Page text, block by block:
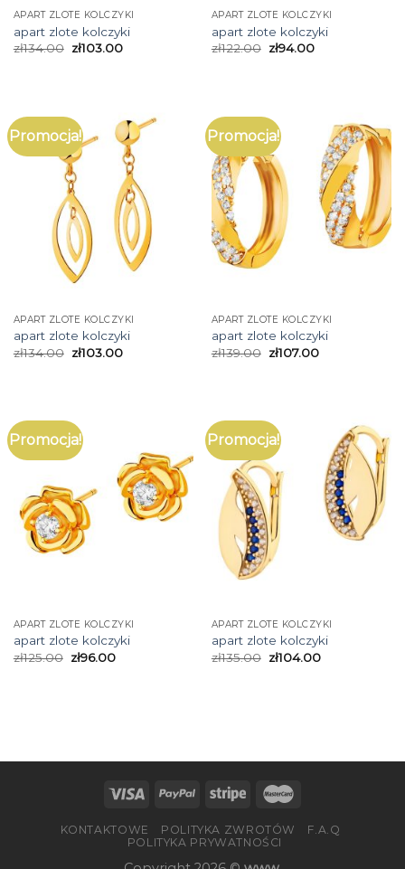
APART ZLOTE KOLCZYKI
apart zlote kolczyki
zł134.00 zł103.00
APART ZLOTE KOLCZYKI
apart zlote kolczyki
zł122.00 zł94.00
Promocja!
APART ZLOTE KOLCZYKI
apart zlote kolczyki
zł134.00 zł103.00
Promocja!
APART ZLOTE KOLCZYKI
apart zlote kolczyki
zł139.00 zł107.00
Promocja!
APART ZLOTE KOLCZYKI
apart zlote kolczyki
zł125.00 zł96.00
Promocja!
APART ZLOTE KOLCZYKI
apart zlote kolczyki
zł135.00 zł104.00
KONTAKTOWE POLITYKA ZWROTÓW
F.A.Q
POLITYKA PRYWATNOŚCI